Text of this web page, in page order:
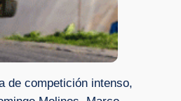
de competición intenso,